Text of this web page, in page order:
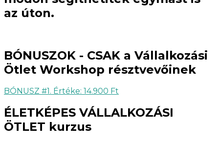
az úton.
BÓNUSZOK - CSAK a Vállalkozási
Ötlet Workshop résztvevőinek
BÓNUSZ #1. Értéke: 14.900 Ft
ÉLETKÉPES VÁLLALKOZÁSI
ÖTLET kurzus